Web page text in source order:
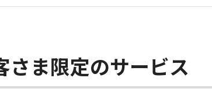
ま限定のサービス